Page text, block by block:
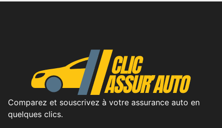
Comparez et souscrivez à votre assurance auto en
quelques clics.